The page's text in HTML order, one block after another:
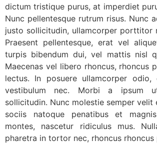
dictum tristique purus, at imperdiet
Nunc pellentesque rutrum risus. Nunc
justo sollicitudin, ullamcorper porttitor
Praesent pellentesque, erat vel
turpis bibendum dui, vel mattis nisl
Maecenas vel libero rhoncus, rhoncus
lectus. In posuere ullamcorper
vestibulum nec. Morbi a ipsum
sollicitudin. Nunc molestie semper velit
sociis natoque penatibus et
montes, nascetur ridiculus mus.
pharetra in tortor nec, rhoncus rhoncus